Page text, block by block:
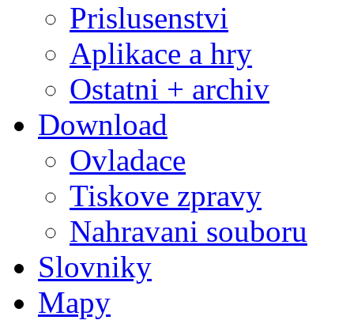
Prislusenstvi
Aplikace a hry
Ostatni + archiv
Download
Ovladace
Tiskove zpravy
Nahravani souboru
Slovniky
Mapy